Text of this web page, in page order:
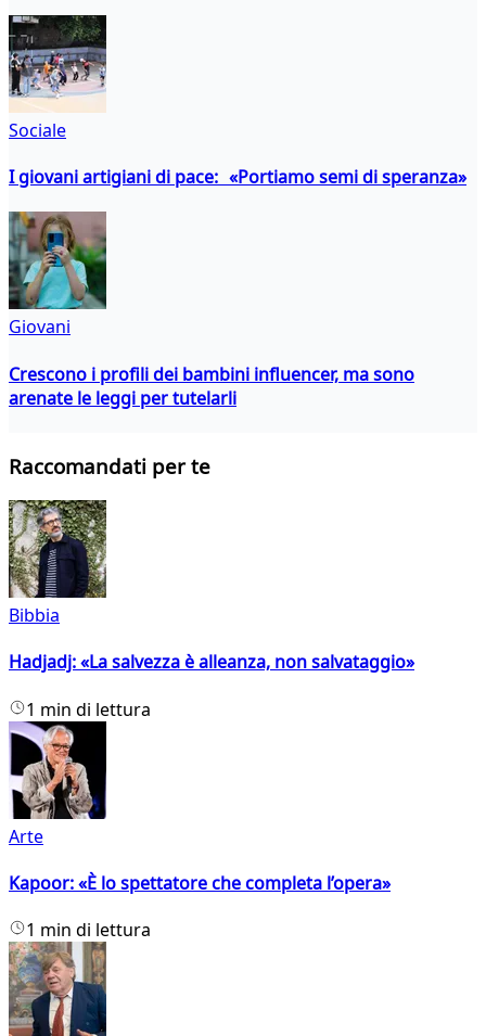
Sociale
I giovani artigiani di pace: «Portiamo semi di speranza»
Giovani
Crescono i profili dei bambini influencer, ma sono
arenate le leggi per tutelarli
Raccomandati per te
Bibbia
Hadjadj: «La salvezza è alleanza, non salvataggio»
1 min di lettura
Arte
Kapoor: «È lo spettatore che completa l’opera»
1 min di lettura